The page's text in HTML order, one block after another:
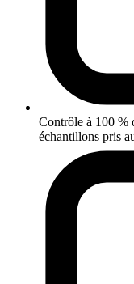
Contrôle à 100 %
échantillons pris